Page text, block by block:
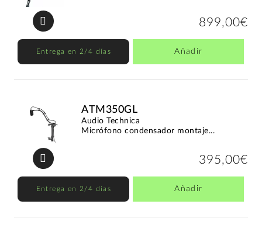
899,00€
Entrega en 2/4 días Añadir
ATM350GL
Audio Technica
Micrófono condensador montaje...
395,00€
Entrega en 2/4 días Añadir